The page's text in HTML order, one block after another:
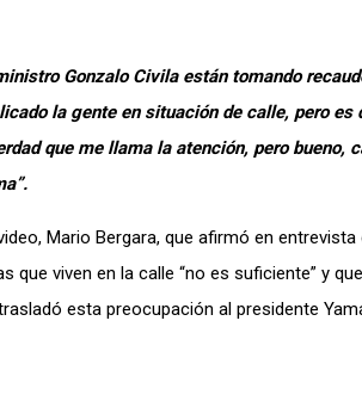
Gonzalo Civila están tomando
la gente en situación de calle, pero es
que me llama la atención, pero bueno,
Mario Bergara, que afirmó en entrevista
viven en la calle “no es suficiente” y
esta preocupación al presidente